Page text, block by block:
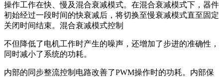
操作工作在快、慢及混合衰减模式。在混合衰减模式下，器件
初始经过一段时间的快衰减后，将切换至慢衰减模式直至固定
关闭时间结束。混合衰减模式控制
不但降低了电机工作时产生的噪声，还增加了步进的准确性，
同时减小了系统的功耗。
内部的同步整流控制电路改善了PWM操作时的功耗。内部保